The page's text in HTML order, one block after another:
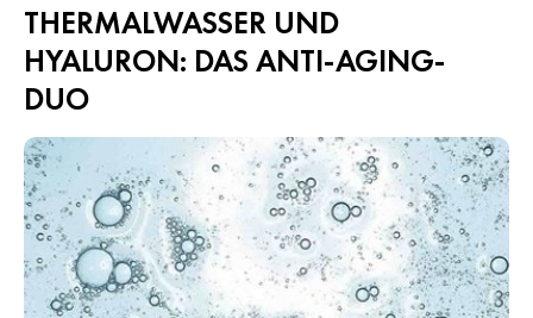
THERMALWASSER UND
HYALURON: DAS ANTI-AGING-
DUO